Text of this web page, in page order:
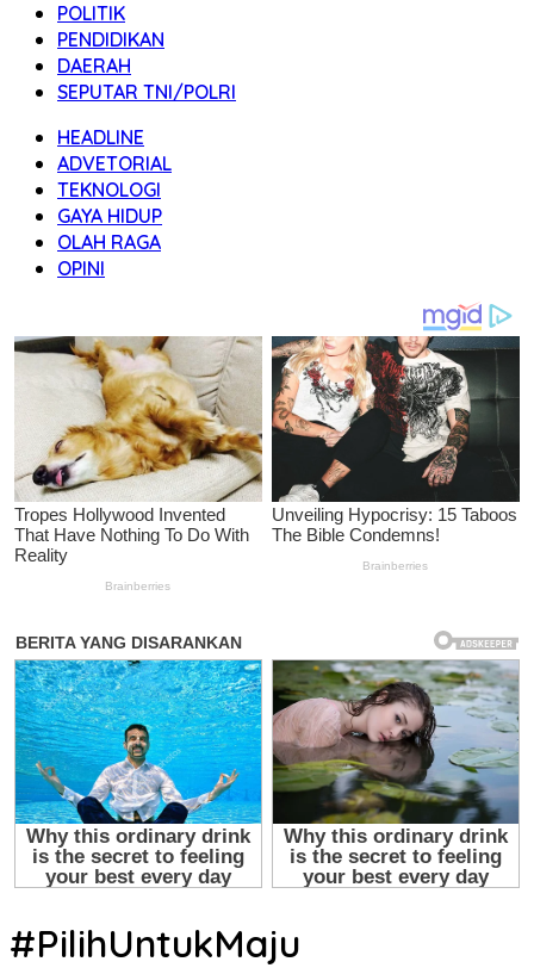
POLITIK
PENDIDIKAN
DAERAH
SEPUTAR TNI/POLRI
HEADLINE
ADVETORIAL
TEKNOLOGI
GAYA HIDUP
OLAH RAGA
OPINI
#PilihUntukMaju